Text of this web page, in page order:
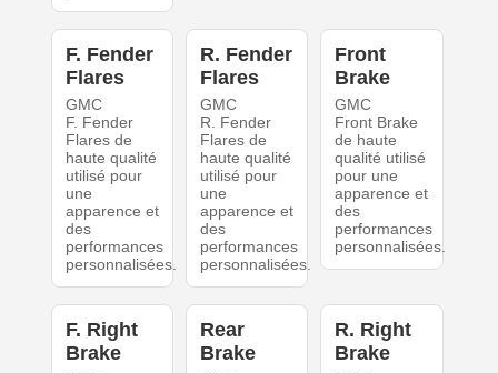
F. Fender
Flares
GMC
F. Fender
Flares de
haute qualité
utilisé pour
une
apparence et
des
performances
personnalisées.
R. Fender
Flares
GMC
R. Fender
Flares de
haute qualité
utilisé pour
une
apparence et
des
performances
personnalisées.
Front
Brake
GMC
Front Brake
de haute
qualité utilisé
pour une
apparence et
des
performances
personnalisées.
F. Right
Brake
Rear
Brake
R. Right
Brake